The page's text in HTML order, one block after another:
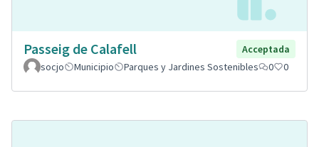
Passeig de Calafell
Acceptada
socjo
Municipio Parques y Jardines Sostenibles 0 0